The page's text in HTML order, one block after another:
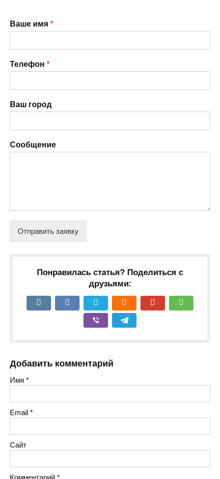
Ваше имя *
Телефон *
Ваш город
Сообщение
Отправить заявку
Понравилась статья? Поделиться с
друзьями:
Добавить комментарий
Имя *
Email *
Сайт
Комментарий *